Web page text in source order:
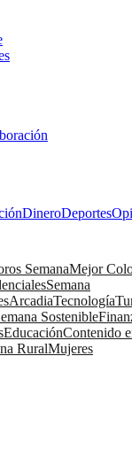
DineroDeportes
SemanaMejor
Semana
ArcadiaTecnología
Sostenible
EducaciónContenido
RuralMujeres